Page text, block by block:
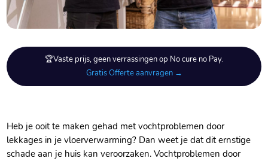
🏆Vaste prijs, geen verrassingen op No cure no Pay.
Gratis Offerte aanvragen →
Heb je ooit te maken gehad met vochtproblemen door
lekkages in je vloerverwarming? Dan weet je dat dit ernstige
schade aan je huis kan veroorzaken.​ Vochtproblemen door